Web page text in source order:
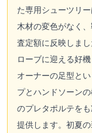
た専用シューツリ
木材の変色がなく
査定額に反映しま
ローブに迎える好
オーナーの足型と
プとハンドソーン
のプレタポルテを
提供します。初夏